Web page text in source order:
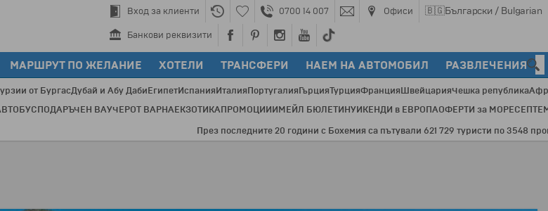
Вход за клиенти 0700 14 007 Офиси 🇧🇬Български / Bulgarian
Банкови реквизити
МАРШРУТ ПО ЖЕЛАНИЕ ХОТЕЛИ ТРАНСФЕРИ НАЕМ НА АВТОМОБИЛ РАЗВЛЕЧЕНИЯ
от БургасДубай и Абу ДабиЕгипетИспанияИталияПортугалияГърцияТурцияФранцияШвейцарияЧешка република
ПОДАРЪЧЕН ВАУЧЕРОТ ВАРНАЕКЗОТИКАПРОМОЦИИИМЕЙЛ БЮЛЕТИНУИКЕНДИ в ЕВРОПАОФЕРТИ за МОРЕ
През последните 20 години с Бохемия са пътували 621 729 туристи по 3548